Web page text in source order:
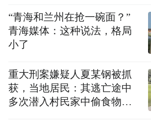
“青海和兰州在抢一碗面？”
青海媒体：这种说法，格局
小了
重大刑案嫌疑人夏某钢被抓
获，当地居民：其逃亡途中
多次潜入村民家中偷食物被